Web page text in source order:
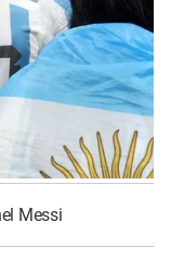
Messi